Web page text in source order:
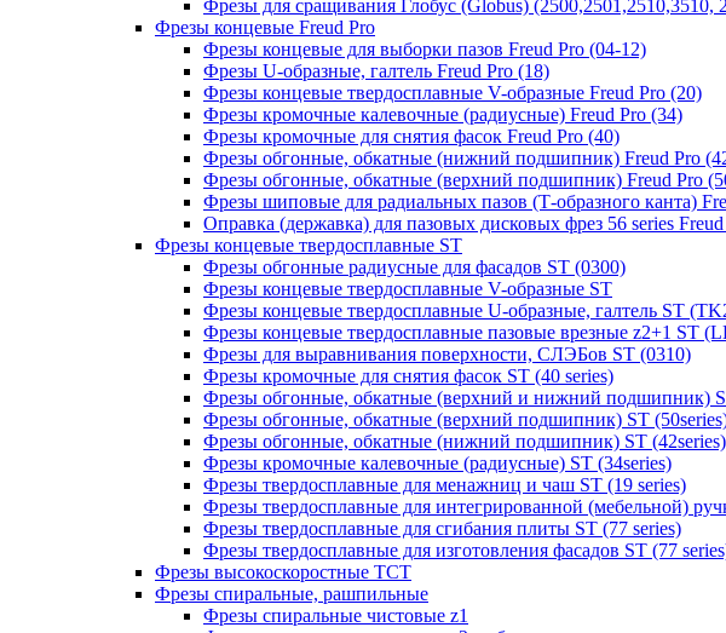
Фрезы для сращивания Глобус (Globus) (2500,2501,2510,3510,
Фрезы концевые Freud Pro
Фрезы концевые для выборки пазов Freud Pro (04-12)
Фрезы U-образные, галтель Freud Pro (18)
Фрезы концевые твердосплавные V-образные Freud Pro (20)
Фрезы кромочные калевочные (радиусные) Freud Pro (34)
Фрезы кромочные для снятия фасок Freud Pro (40)
Фрезы обгонные, обкатные (нижний подшипник) Freud Pro
Фрезы обгонные, обкатные (верхний подшипник) Freud Pro
Фрезы шиповые для радиальных пазов (Т-образного канта)
Оправка (державка) для пазовых дисковых фрез 56 series
Фрезы концевые твердосплавные ST
Фрезы обгонные радиусные для фасадов ST (0300)
Фрезы концевые твердосплавные V-образные ST
Фрезы концевые твердосплавные U-образные, галтель ST
Фрезы концевые твердосплавные пазовые врезные z2+1 ST
Фрезы для выравнивания поверхности, СЛЭБов ST (0310)
Фрезы кромочные для снятия фасок ST (40 series)
Фрезы обгонные, обкатные (верхний и нижний подшипник)
Фрезы обгонные, обкатные (верхний подшипник) ST
Фрезы обгонные, обкатные (нижний подшипник) ST (42series)
Фрезы кромочные калевочные (радиусные) ST (34series)
Фрезы твердосплавные для менажниц и чаш ST (19 series)
Фрезы твердосплавные для интегрированной (мебельной)
Фрезы твердосплавные для сгибания плиты ST (77 series)
Фрезы твердосплавные для изготовления фасадов ST (77
Фрезы высокоскоростные ТСТ
Фрезы спиральные, рашпильные
Фрезы спиральные чистовые z1